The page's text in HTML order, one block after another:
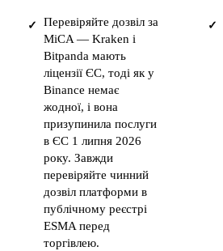
✓
Перевіряйте дозвіл за
MiCA — Kraken і
Bitpanda мають
ліцензії ЄС, тоді як у
Binance немає
жодної, і вона
призупинила послуги
в ЄС 1 липня 2026
року. Завжди
перевіряйте чинний
дозвіл платформи в
публічному реєстрі
ESMA перед
торгівлею.
✓